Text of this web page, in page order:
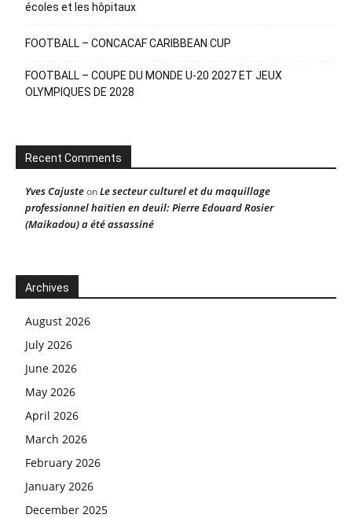
écoles et les hôpitaux
FOOTBALL – CONCACAF CARIBBEAN CUP
FOOTBALL – COUPE DU MONDE U-20 2027 ET JEUX
OLYMPIQUES DE 2028
Recent Comments
Yves CajusteonLe secteur culturel et du maquillage
professionnel haïtien en deuil: Pierre Edouard Rosier
(Maikadou) a été assassiné
Archives
August 2026
July 2026
June 2026
May 2026
April 2026
March 2026
February 2026
January 2026
December 2025